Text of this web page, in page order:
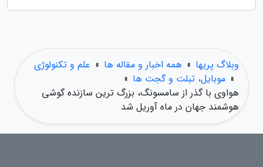
وبلاگ پریها » همه اخبار و مقاله ها » علم و تکنولوژی
» موبایل، تبلت و گجت ها »
هواوی با گذر از سامسونگ، بزرگ ترین سازنده گوشی
هوشمند جهان در ماه آوریل شد